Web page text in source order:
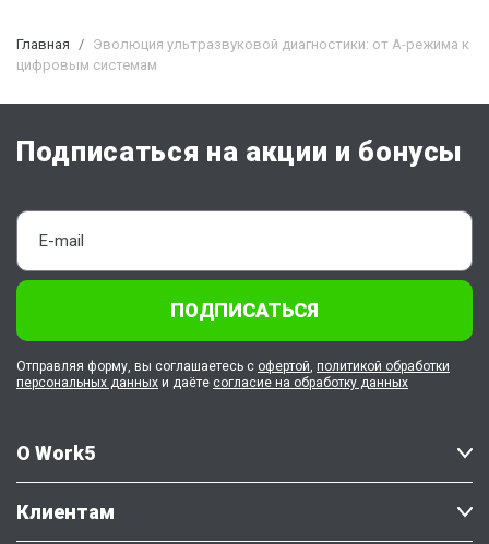
Главная
Эволюция ультразвуковой диагностики: от А-режима к
цифровым системам
О Work5
Клиентам
Подписаться на акции и бонусы
ПОДПИСАТЬСЯ
Отправляя форму, вы соглашаетесь с офертой, политикой обработки
персональных данных и даёте согласие на обработку данных